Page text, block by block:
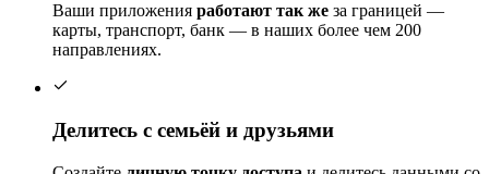
Ваши приложения работают так же за границей —
карты, транспорт, банк — в наших более чем 200
направлениях.
Делитесь с семьёй и друзьями